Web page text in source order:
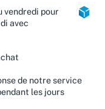
vendredi pour
avec
de notre service
les jours